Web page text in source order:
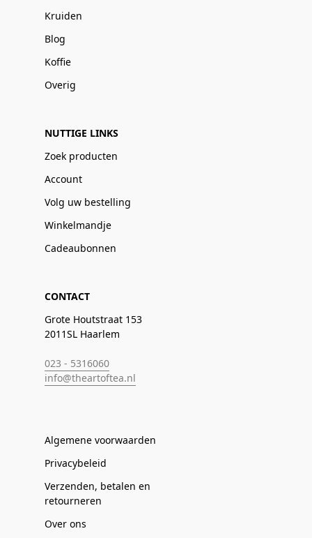
Kruiden
Blog
Koffie
Overig
NUTTIGE LINKS
Zoek producten
Account
Volg uw bestelling
Winkelmandje
Cadeaubonnen
CONTACT
Grote Houtstraat 153
2011SL Haarlem
023 - 5316060
info@theartoftea.nl
Algemene voorwaarden
Privacybeleid
Verzenden, betalen en
retourneren
Over ons